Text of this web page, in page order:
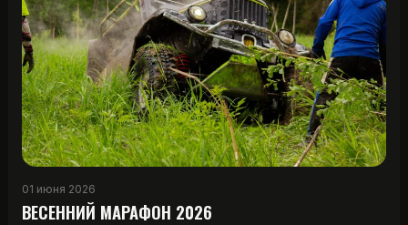
01 июня 2026
ВЕСЕННИЙ МАРАФОН 2026